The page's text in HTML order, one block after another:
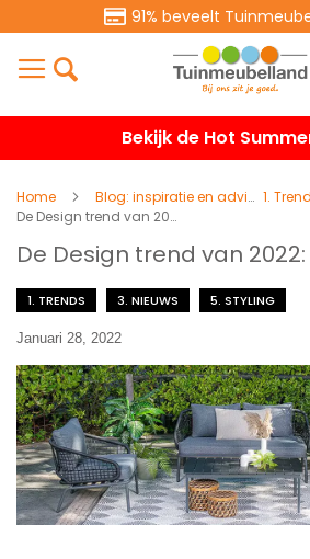
91% beveelt
Bekijk de Hot
Home Blog: inspiratie en advies 1.
De Design trend van 2022: rope!
De Design trend van
1. TRENDS 3. NIEUWS 5. STYLING
Januari 28, 2022